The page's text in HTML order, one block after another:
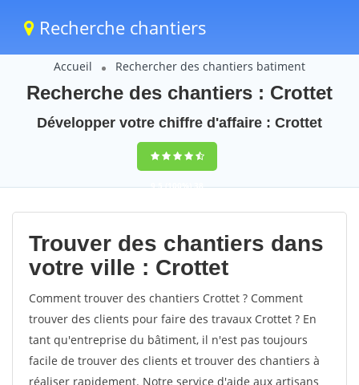
Recherche chantiers
Accueil Rechercher des chantiers batiment
Recherche des chantiers : Crottet
Développer votre chiffre d'affaire : Crottet
9,5(100%)38
votes
Trouver des chantiers dans
votre ville : Crottet
Comment trouver des chantiers Crottet ? Comment
trouver des clients pour faire des travaux Crottet ? En
tant qu'entreprise du bâtiment, il n'est pas toujours
facile de trouver des clients et trouver des chantiers à
réaliser rapidement. Notre service d'aide aux artisans